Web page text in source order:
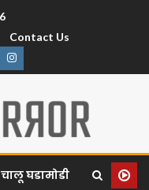
Contact Us
चालू घडामोडी